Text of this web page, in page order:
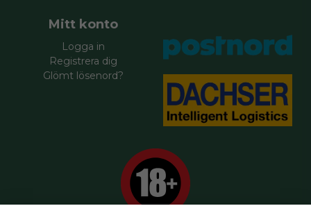
Mitt konto
Logga in
Registrera dig
Glömt lösenord?